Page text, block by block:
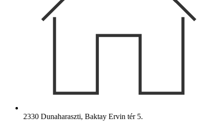
2330 Dunaharaszti, Baktay Ervin tér 5.